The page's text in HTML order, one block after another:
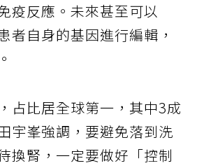
疫反應。未來甚至可以
者自身的基因進行編輯，
占比居全球第一，其中3成
宇峯強調，要避免落到洗
換腎，一定要做好「控制